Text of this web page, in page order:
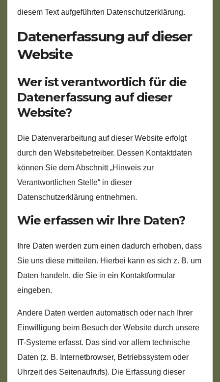
diesem Text aufgeführten Datenschutzerklärung.
Datenerfassung auf dieser
Website
Wer ist verantwortlich für die
Datenerfassung auf dieser
Website?
Die Datenverarbeitung auf dieser Website erfolgt
durch den Websitebetreiber. Dessen Kontaktdaten
können Sie dem Abschnitt „Hinweis zur
Verantwortlichen Stelle“ in dieser
Datenschutzerklärung entnehmen.
Wie erfassen wir Ihre Daten?
Ihre Daten werden zum einen dadurch erhoben, dass
Sie uns diese mitteilen. Hierbei kann es sich z. B. um
Daten handeln, die Sie in ein Kontaktformular
eingeben.
Andere Daten werden automatisch oder nach Ihrer
Einwilligung beim Besuch der Website durch unsere
IT-Systeme erfasst. Das sind vor allem technische
Daten (z. B. Internetbrowser, Betriebssystem oder
Uhrzeit des Seitenaufrufs). Die Erfassung dieser